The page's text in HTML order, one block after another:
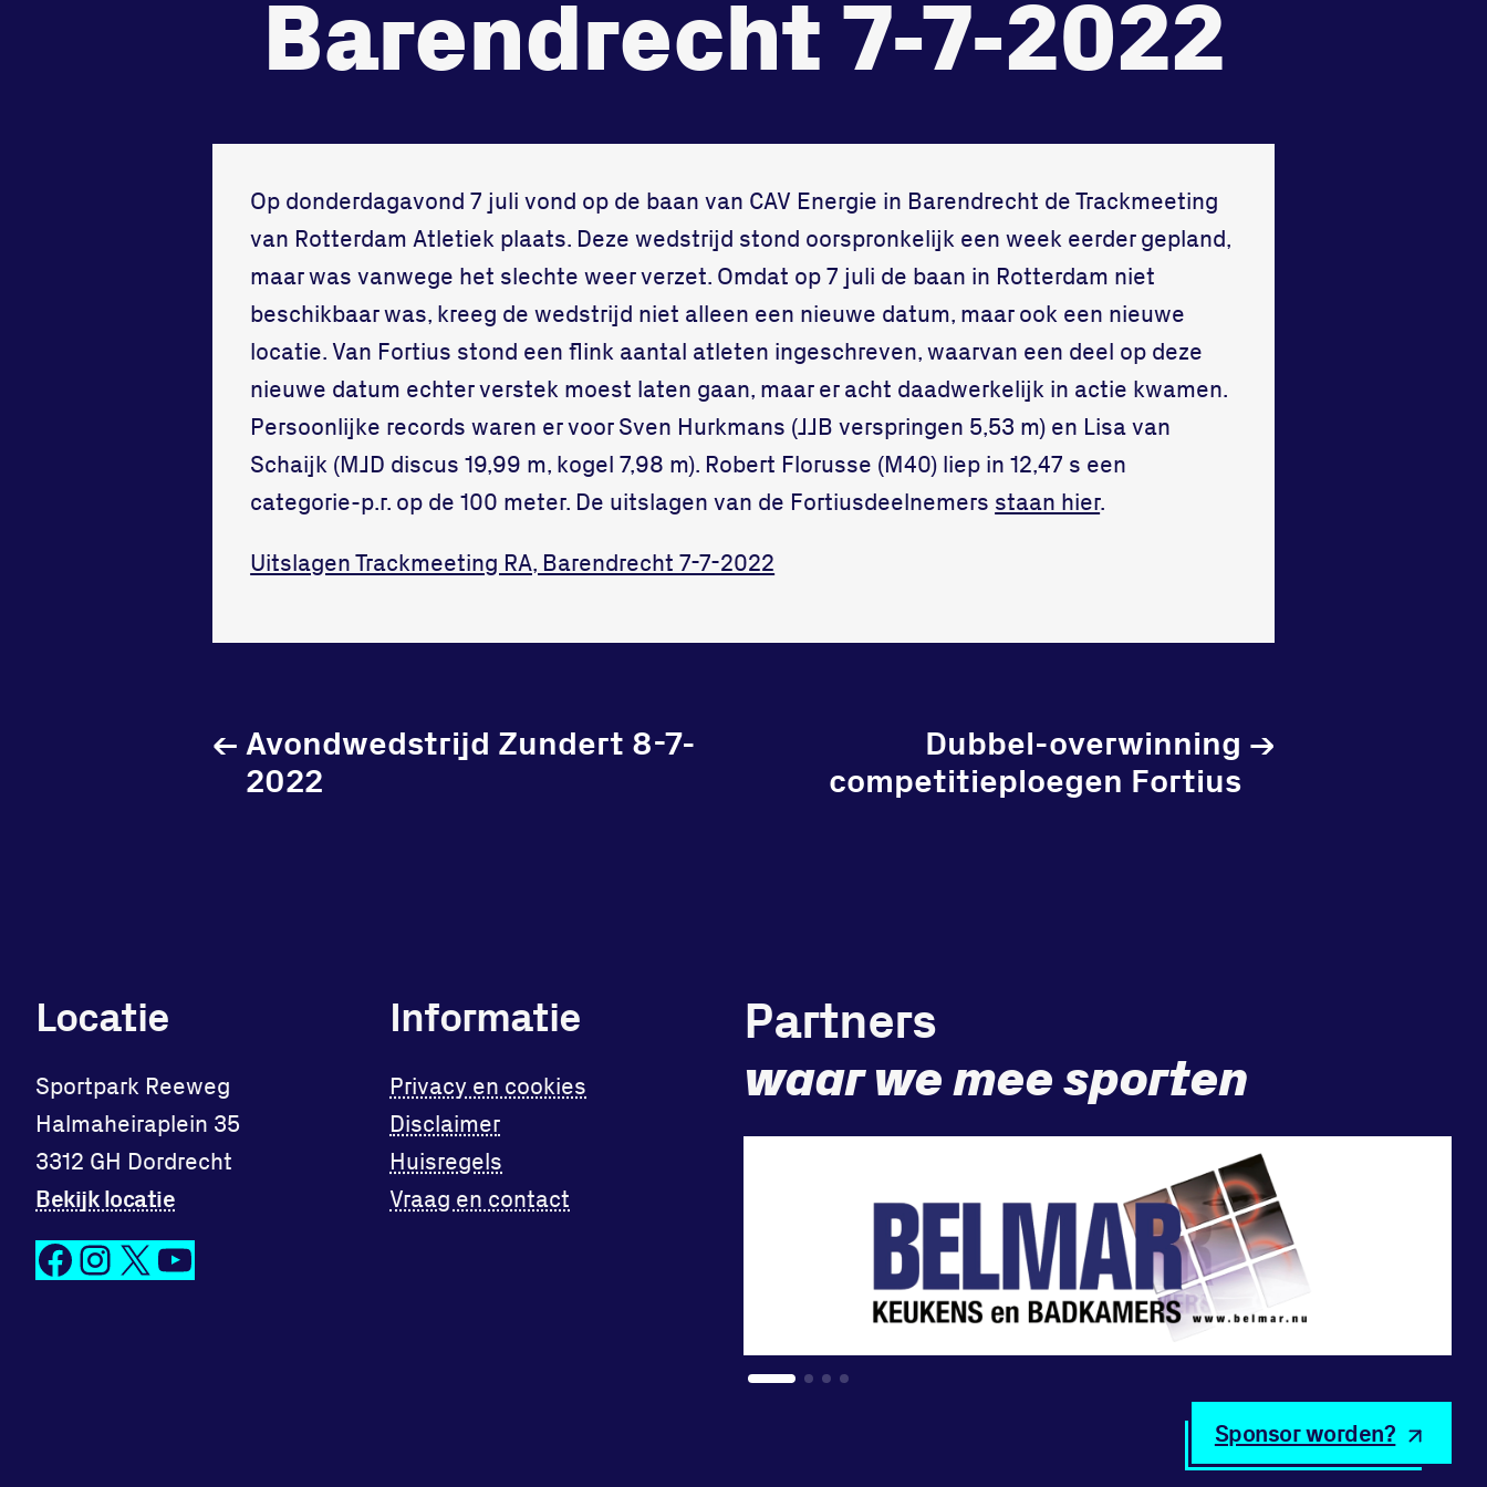
tegenstander samen
Running
onze gym
Fitness
Bekijk locatie
Vraag en contact
Barendrecht 7-7-2022
Op donderdagavond 7 juli vond op de baan van CAV Energie in Barendrecht de Trackmeeting
van Rotterdam Atletiek plaats. Deze wedstrijd stond oorspronkelijk een week eerder gepland,
maar was vanwege het slechte weer verzet. Omdat op 7 juli de baan in Rotterdam niet
beschikbaar was, kreeg de wedstrijd niet alleen een nieuwe datum, maar ook een nieuwe
locatie. Van Fortius stond een flink aantal atleten ingeschreven, waarvan een deel op deze
nieuwe datum echter verstek moest laten gaan, maar er acht daadwerkelijk in actie kwamen.
Persoonlijke records waren er voor Sven Hurkmans (JJB verspringen 5,53 m) en Lisa van
Schaijk (MJD discus 19,99 m, kogel 7,98 m). Robert Florusse (M40) liep in 12,47 s een
categorie-p.r. op de 100 meter. De uitslagen van de Fortiusdeelnemers staan hier.
Uitslagen Trackmeeting RA, Barendrecht 7-7-2022
Avondwedstrijd Zundert 8-7-
2022
←
Dubbel-overwinning
competitieploegen Fortius
→
Locatie
Sportpark Reeweg
Halmaheiraplein 35
3312 GH Dordrecht
Bekijk locatie
Facebook Instagram X YouTube
Informatie
Privacy en cookies
Disclaimer
Huisregels
Vraag en contact
Partners
waar we mee sporten
Sponsor worden?